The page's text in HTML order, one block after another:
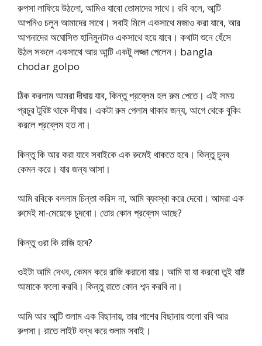
রুপসা লাফিয়ে উঠলো, আমিও যাবো তোমাদের সাথে। রবি বলে, আন্টি
আপনিও চলুন আমাদের সাথে। সবাই মিলে একসাথে মজাও করা যাবে, আর
আপনাদের অঘোসিত হানিমুনটাও একসাথে হয়ে যাবে। কথাটা শুনে হেঁসে
উঠল সকলে একসাথে আর আন্টি একটু লজ্জা পেলেন। bangla
chodar golpo
ঠিক করলাম আমরা দীঘায় যাব, কিন্তু প্রব্লেম হল রুম পেতে। এই সময়
প্রচুর টুরিষ্ট থাকে দীঘায়। একটা রুম পেলাম থাকার জন্য, আগে থেকে বুকিং
করলে প্রব্লেম হত না।
কিন্তু কি আর করা যাবে সবাইকে এক রুমেই থাকতে হবে। কিন্তু চুদব
কেমন করে। যার জন্য আসা।
আমি রবিকে বললাম চিন্তা করিস না, আমি ব্যবস্থা করে দেবো। আমরা এক
রুমেই মা-মেয়েকে চুদবো। তোর কোন প্রব্লেম আছে?
কিন্তু ওরা কি রাজি হবে?
ওইটা আমি দেখব, কেমন করে রাজি করানো যায়। আমি যা যা করবো তুই যাষ্ট
আমাকে ফলো করবি। কিন্তু রাতে কোন শব্দ করবি না।
আমি আর আন্টি শুলাম এক বিছানায়, তার পাশের বিছানায় শুলো রবি আর
রুপসা। রাতে লাইট বন্ধ করে শুলাম সবাই।